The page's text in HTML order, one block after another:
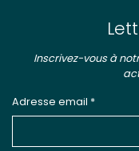
Inscrivez-vous à
Adresse email *